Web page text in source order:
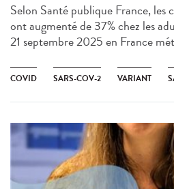
Selon Santé publique France, les
ont augmenté de 37% chez les
21 septembre 2025 en France
COVID SARS-COV-2 VARIANT